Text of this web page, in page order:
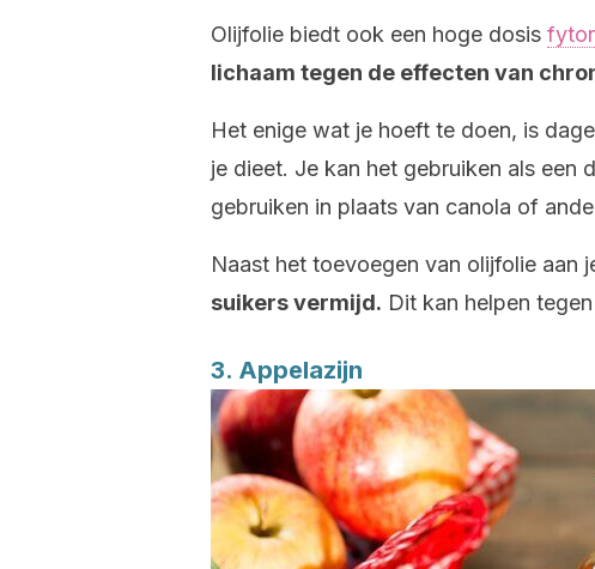
Olijfolie biedt ook een hoge dosis
lichaam tegen de effecten van
Het enige wat je hoeft te doen, is
je dieet. Je kan het gebruiken als een
gebruiken in plaats van canola of
Naast het toevoegen van olijfolie aan
suikers vermijd. Dit kan helpen
3. Appelazijn